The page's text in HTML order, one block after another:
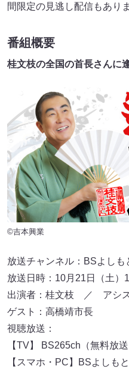
間限定の見逃し配信もあり
番組概要
桂文枝の全国の首長さんに
©吉本興業
放送チャンネル：BSよしも
放送日時：10月21日（土
出演者：桂文枝 ／ アシ
ゲスト：高橋靖市長
視聴放送：
【TV】 BS265ch（無料放送
【スマホ・PC】BSよしも